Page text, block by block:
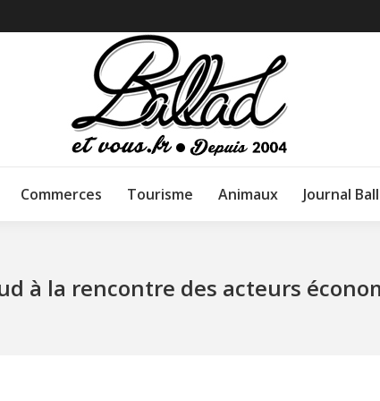
Commerces Tourisme Animaux Journal
à la rencontre des acteurs